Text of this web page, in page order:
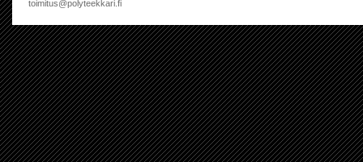
toimitus@polyteekkari.fi